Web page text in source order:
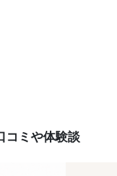
コミや体験談